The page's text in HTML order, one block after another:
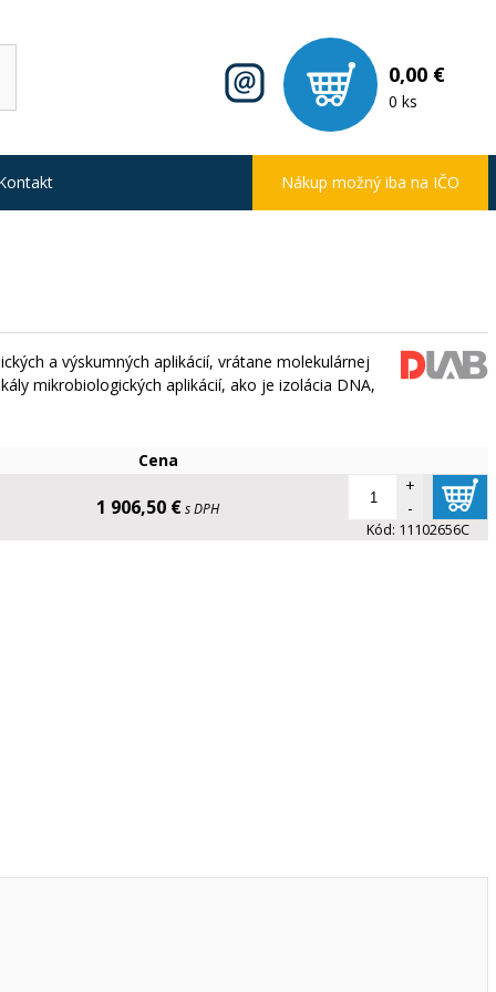
0,00 €
0 ks
a výskumných aplikácií, vrátane molekulárnej
mikrobiologických aplikácií, ako je izolácia DNA,
Cena
1 906,50 €s DPH
+
-
Kód: 11102656C
Nákup možný iba na IČO